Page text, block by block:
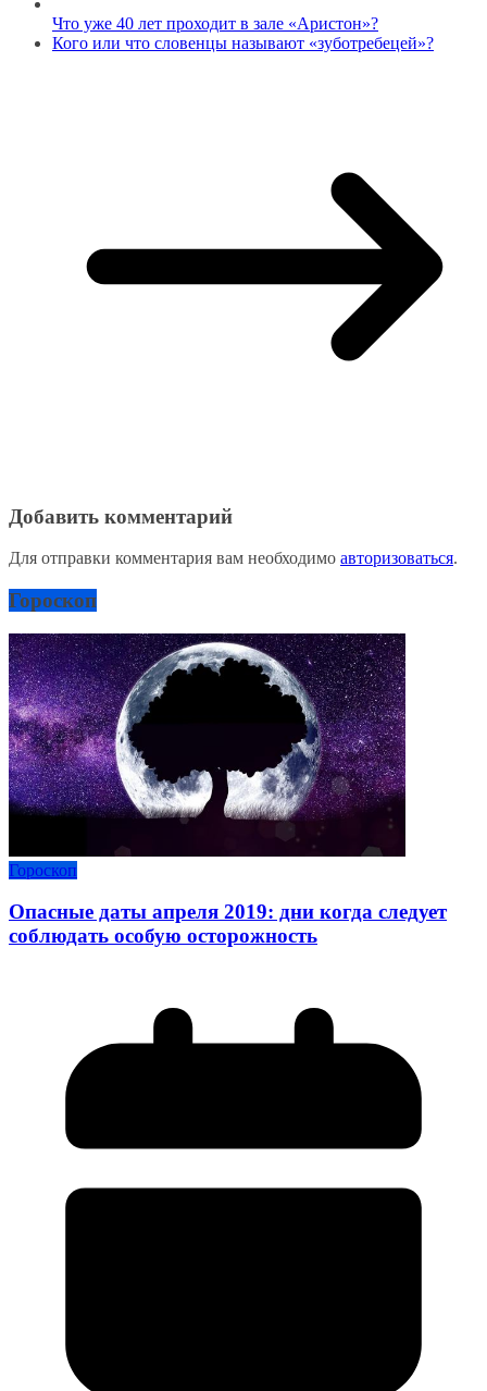
Что уже 40 лет проходит в зале «Аристон»?
Кого или что словенцы называют «зуботребецей»?
Добавить комментарий
Для отправки комментария вам необходимо авторизоваться.
Гороскоп
Гороскоп
Опасные даты апреля 2019: дни когда следует
соблюдать особую осторожность